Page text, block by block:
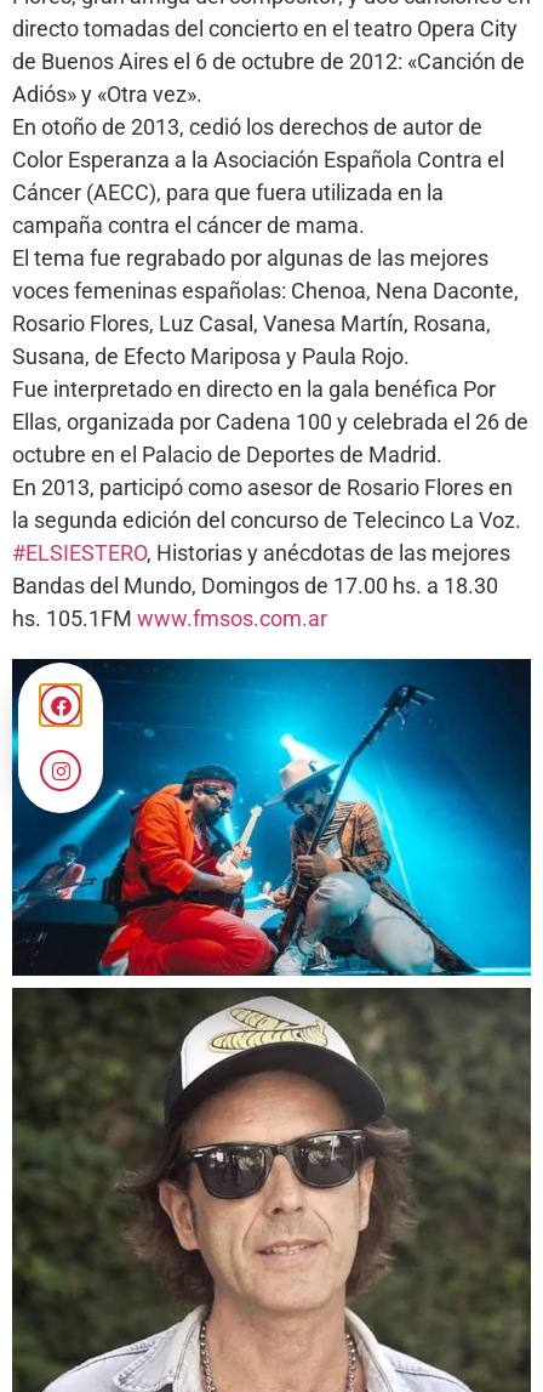
directo tomadas del concierto en el teatro Opera City
de Buenos Aires el 6 de octubre de 2012: «Canción de
Adiós» y «Otra vez».
En otoño de 2013, cedió los derechos de autor de
Color Esperanza a la Asociación Española Contra el
Cáncer (AECC), para que fuera utilizada en la
campaña contra el cáncer de mama.
El tema fue regrabado por algunas de las mejores
voces femeninas españolas: Chenoa, Nena Daconte,
Rosario Flores, Luz Casal, Vanesa Martín, Rosana,
Susana, de Efecto Mariposa y Paula Rojo.
Fue interpretado en directo en la gala benéfica Por
Ellas, organizada por Cadena 100 y celebrada el 26 de
octubre en el Palacio de Deportes de Madrid.
En 2013, participó como asesor de Rosario Flores en
la segunda edición del concurso de Telecinco La Voz.
#ELSIESTERO, Historias y anécdotas de las mejores
Bandas del Mundo, Domingos de 17.00 hs. a 18.30
hs. 105.1FM www.fmsos.com.ar